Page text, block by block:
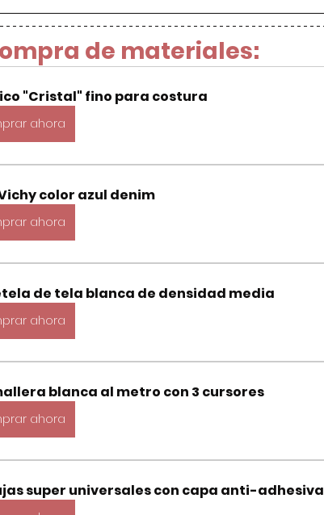
de materiales:
"Cristal" fino para costura
ahora
color azul denim
ahora
de tela blanca de densidad media
ahora
blanca al metro con 3 cursores
ahora
super universales con capa anti-adhesiva